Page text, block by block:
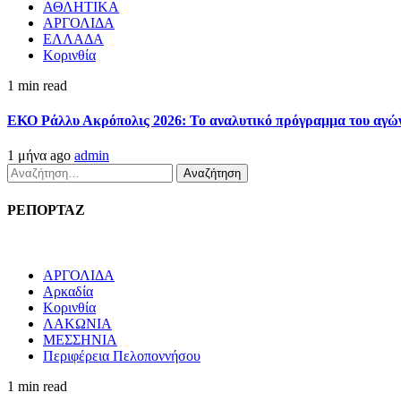
ΑΘΛΗΤΙΚΑ
ΑΡΓΟΛΙΔΑ
ΕΛΛΑΔΑ
Κορινθία
1 min read
ΕΚΟ Ράλλυ Ακρόπολις 2026: Το αναλυτικό πρόγραμμα του
1 μήνα ago admin
Αναζήτηση
για:
ΡΕΠΟΡΤΑΖ
ΑΡΓΟΛΙΔΑ
Αρκαδία
Κορινθία
ΛΑΚΩΝΙΑ
ΜΕΣΣΗΝΙΑ
Περιφέρεια Πελοποννήσου
1 min read